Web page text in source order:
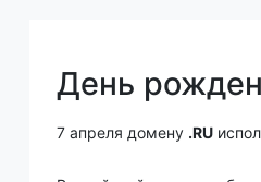
День
7 апреля домену .RU